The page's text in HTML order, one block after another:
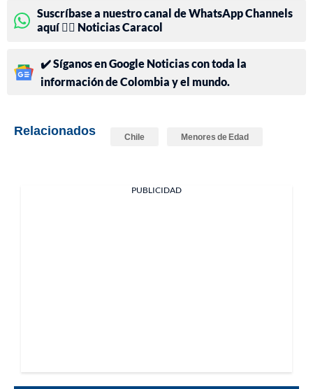
Suscríbase a nuestro canal de WhatsApp Channels
aquí 👉🏻 Noticias Caracol
✔️ Síganos en Google Noticias con toda la
información de Colombia y el mundo.
Relacionados Chile Menores de Edad
PUBLICIDAD